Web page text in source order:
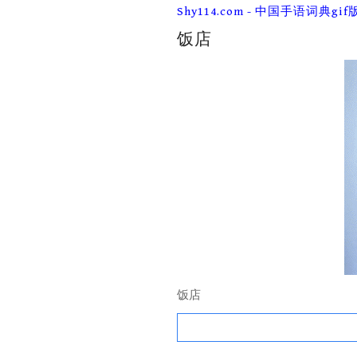
Skip
content
Shy114.com - 中国手语词典gif
饭店
饭店
Search